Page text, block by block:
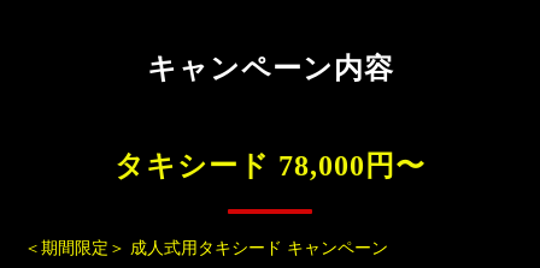
キャンペーン内容
タキシード 78,000円〜
＜期間限定＞ 成人式用タキシード キャンペーン